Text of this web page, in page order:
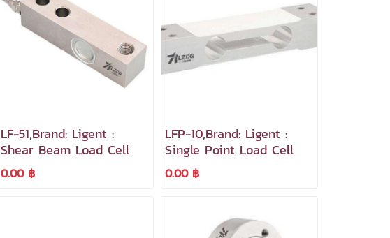
LF-51,Brand: Ligent :
Shear Beam Load Cell
0.00 ฿
LFP-10,Brand: Ligent :
Single Point Load Cell
0.00 ฿